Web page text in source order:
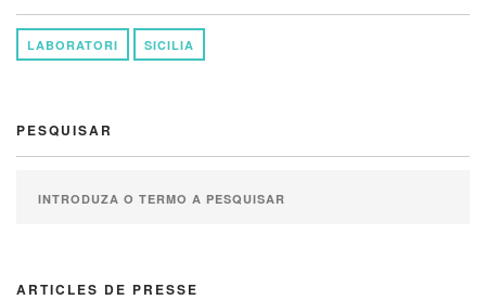
LABORATORI SICILIA
PESQUISAR
ARTICLES DE PRESSE